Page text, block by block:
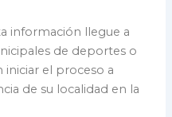
información llegue a
de deportes o
iniciar el proceso a
de su localidad en la